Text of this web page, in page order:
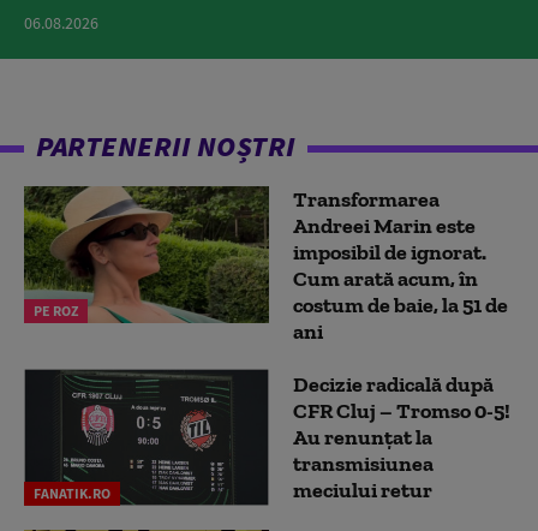
06.08.2026
PARTENERII NOȘTRI
PE ROZ
Transformarea
Andreei Marin este
imposibil de ignorat.
Cum arată acum, în
costum de baie, la 51 de
ani
FANATIK.RO
Decizie radicală după
CFR Cluj – Tromso 0-5!
Au renunțat la
transmisiunea
meciului retur